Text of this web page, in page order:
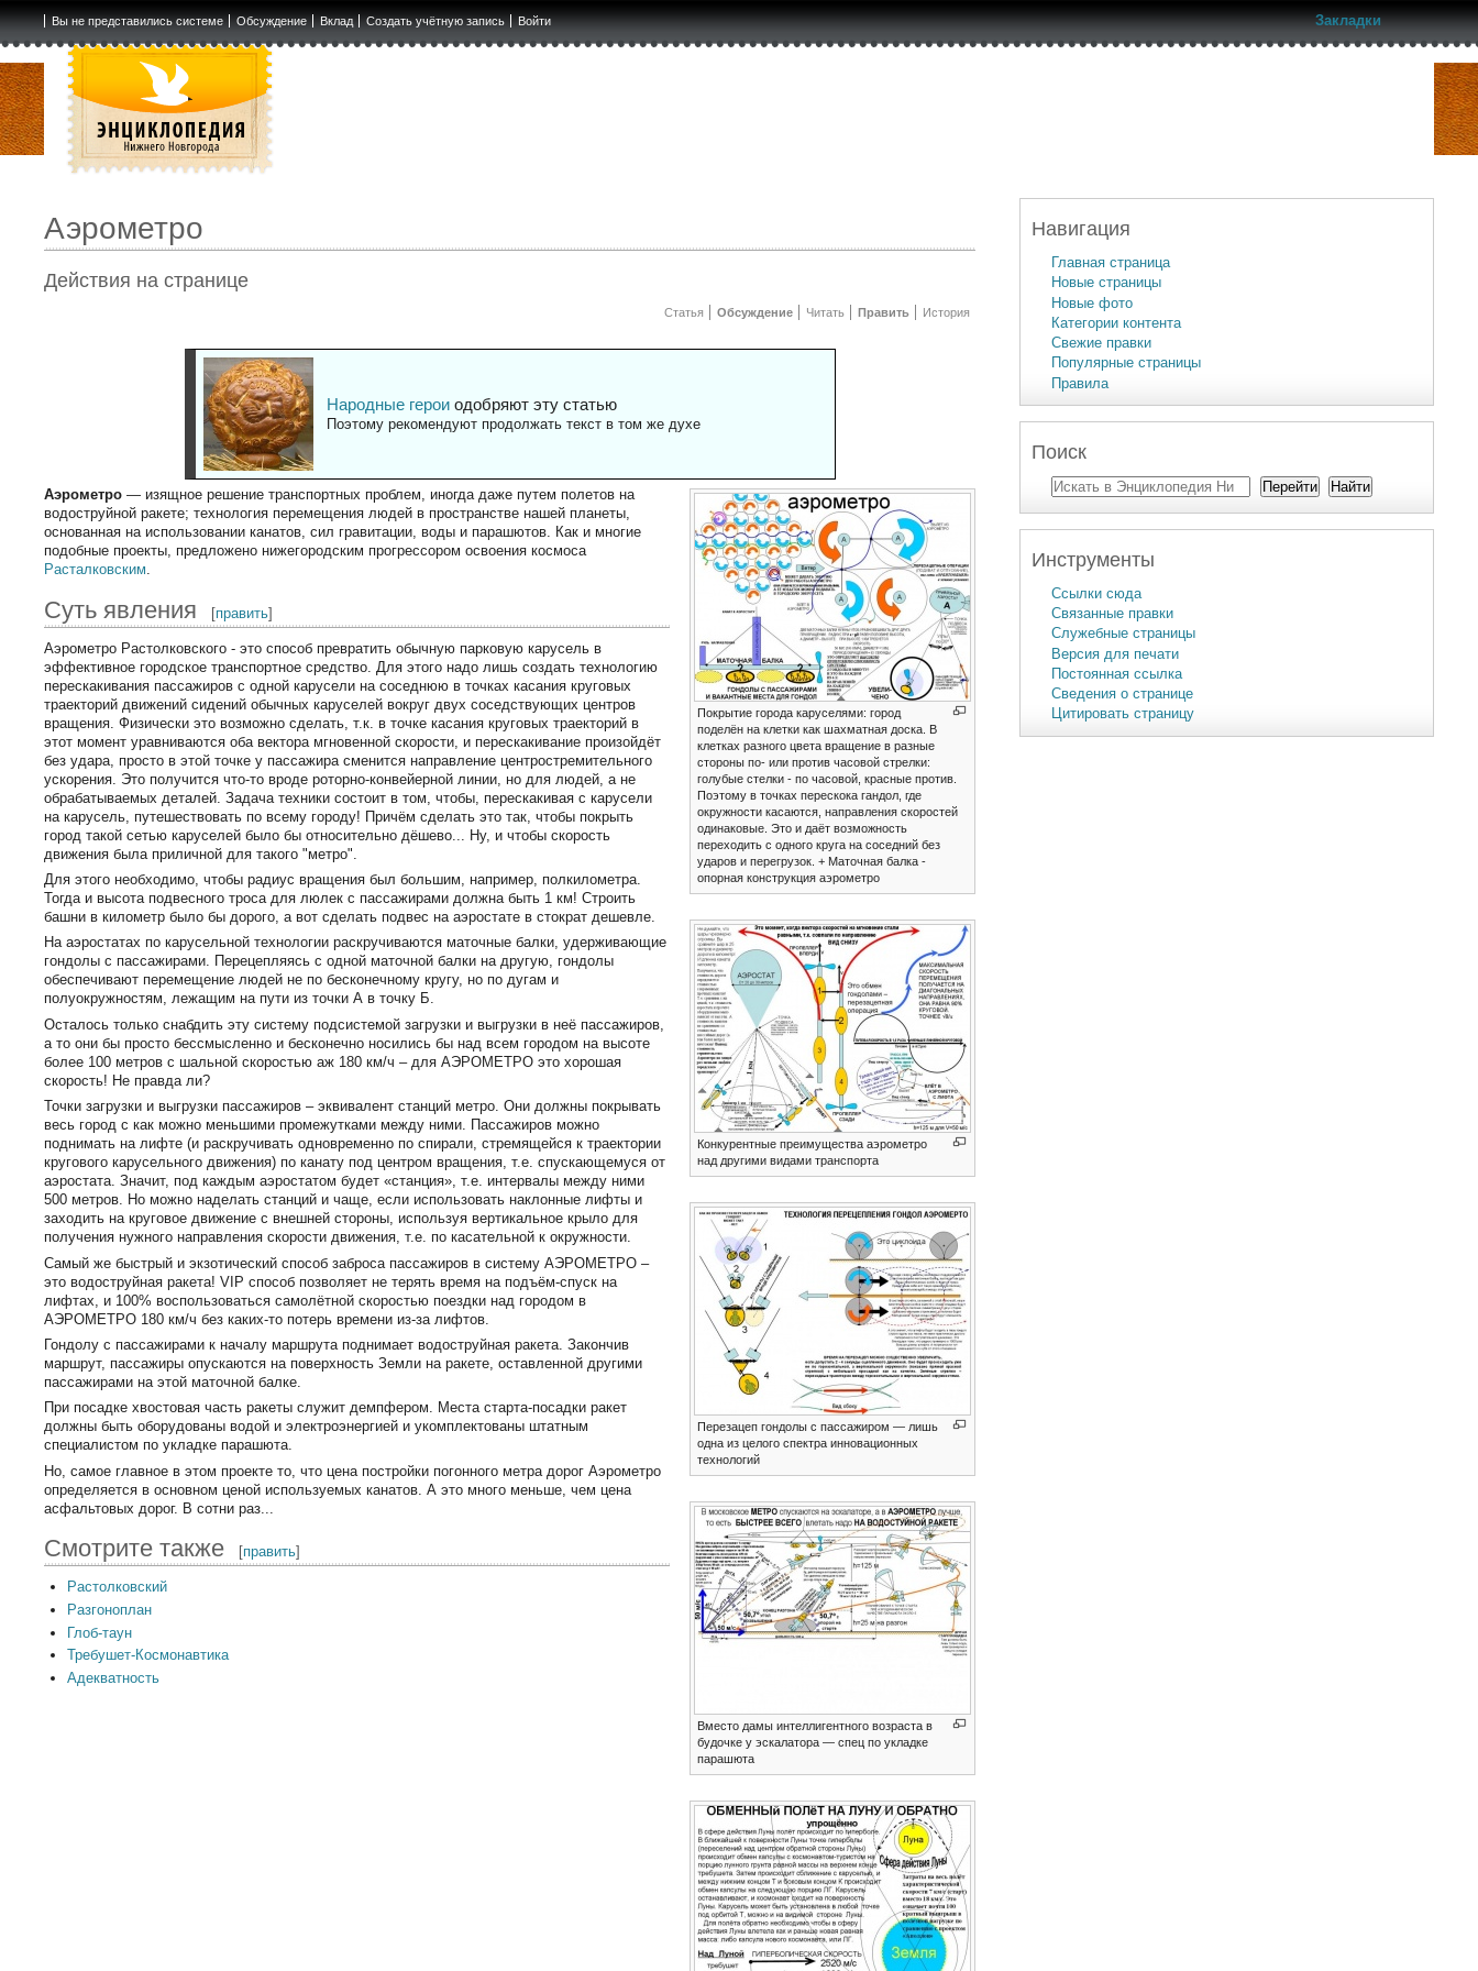
Вы не представились системе Обсуждение Вклад Создать учётную запись Войти Закладки
Аэрометро
Действия на странице
Статья Обсуждение Читать Править История
Народные героиодобряют эту статью
Поэтому рекомендуют продолжать текст в том же духе
Покрытие города каруселями: город
поделён на клетки как шахматная доска. В
клетках разного цвета вращение в разные
стороны по- или против часовой стрелки:
голубые стелки - по часовой, красные против.
Поэтому в точках перескока гандол, где
окружности касаются, направления скоростей
одинаковые. Это и даёт возможность
переходить с одного круга на соседний без
ударов и перегрузок. + Маточная балка -
опорная конструкция аэрометро
Конкурентные преимущества аэрометро
над другими видами транспорта
Перезацеп гондолы с пассажиром — лишь
одна из целого спектра инновационных
технологий
Вместо дамы интеллигентного возраста в
будочке у эскалатора — спец по укладке
парашюта
Аэрометро — изящное решение транспортных проблем, иногда даже путем полетов на
водоструйной ракете; технология перемещения людей в пространстве нашей планеты,
основанная на использовании канатов, сил гравитации, воды и парашютов. Как и многие
подобные проекты, предложено нижегородским прогрессором освоения космоса
Расталковским.
Суть явления [править]
Аэрометро Растолковского - это способ превратить обычную парковую карусель в
эффективное городское транспортное средство. Для этого надо лишь создать технологию
перескакивания пассажиров с одной карусели на соседнюю в точках касания круговых
траекторий движений сидений обычных каруселей вокруг двух соседствующих центров
вращения. Физически это возможно сделать, т.к. в точке касания круговых траекторий в
этот момент уравниваются оба вектора мгновенной скорости, и перескакивание произойдёт
без удара, просто в этой точке у пассажира сменится направление центростремительного
ускорения. Это получится что-то вроде роторно-конвейерной линии, но для людей, а не
обрабатываемых деталей. Задача техники состоит в том, чтобы, перескакивая с карусели
на карусель, путешествовать по всему городу! Причём сделать это так, чтобы покрыть
город такой сетью каруселей было бы относительно дёшево... Ну, и чтобы скорость
движения была приличной для такого "метро".
Для этого необходимо, чтобы радиус вращения был большим, например, полкилометра.
Тогда и высота подвесного троса для люлек с пассажирами должна быть 1 км! Строить
башни в километр было бы дорого, а вот сделать подвес на аэростате в стократ дешевле.
На аэростатах по карусельной технологии раскручиваются маточные балки, удерживающие
гондолы с пассажирами. Перецепляясь с одной маточной балки на другую, гондолы
обеспечивают перемещение людей не по бесконечному кругу, но по дугам и
полуокружностям, лежащим на пути из точки А в точку Б.
Осталось только снабдить эту систему подсистемой загрузки и выгрузки в неё пассажиров,
а то они бы просто бессмысленно и бесконечно носились бы над всем городом на высоте
более 100 метров с шальной скоростью аж 180 км/ч – для АЭРОМЕТРО это хорошая
скорость! Не правда ли?
Точки загрузки и выгрузки пассажиров – эквивалент станций метро. Они должны покрывать
весь город с как можно меньшими промежутками между ними. Пассажиров можно
поднимать на лифте (и раскручивать одновременно по спирали, стремящейся к траектории
кругового карусельного движения) по канату под центром вращения, т.е. спускающемуся от
аэростата. Значит, под каждым аэростатом будет «станция», т.е. интервалы между ними
500 метров. Но можно наделать станций и чаще, если использовать наклонные лифты и
заходить на круговое движение с внешней стороны, используя вертикальное крыло для
получения нужного направления скорости движения, т.е. по касательной к окружности.
Самый же быстрый и экзотический способ заброса пассажиров в систему АЭРОМЕТРО –
это водоструйная ракета! VIP способ позволяет не терять время на подъём-спуск на
лифтах, и 100% воспользоваться самолётной скоростью поездки над городом в
АЭРОМЕТРО 180 км/ч без каких-то потерь времени из-за лифтов.
Гондолу с пассажирами к началу маршрута поднимает водоструйная ракета. Закончив
маршрут, пассажиры опускаются на поверхность Земли на ракете, оставленной другими
пассажирами на этой маточной балке.
При посадке хвостовая часть ракеты служит демпфером. Места старта-посадки ракет
должны быть оборудованы водой и электроэнергией и укомплектованы штатным
специалистом по укладке парашюта.
Но, самое главное в этом проекте то, что цена постройки погонного метра дорог Аэрометро
определяется в основном ценой используемых канатов. А это много меньше, чем цена
асфальтовых дорог. В сотни раз...
Смотрите также [править]
Растолковский
Разгоноплан
Глоб-таун
Требушет-Космонавтика
Адекватность
Навигация
Главная страница
Новые страницы
Новые фото
Категории контента
Свежие правки
Популярные страницы
Правила
Поиск
Инструменты
Ссылки сюда
Связанные правки
Служебные страницы
Версия для печати
Постоянная ссылка
Сведения о странице
Цитировать страницу